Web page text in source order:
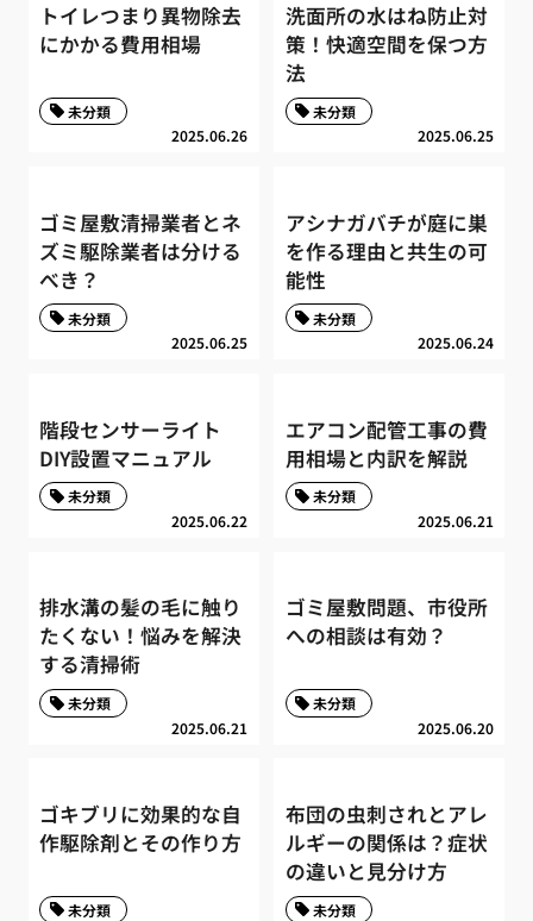
トイレつまり異物除去
にかかる費用相場
2025.06.26
未分類
洗面所の水はね防止対
策！快適空間を保つ方
法
2025.06.25
未分類
ゴミ屋敷清掃業者とネ
ズミ駆除業者は分ける
べき？
2025.06.25
未分類
アシナガバチが庭に巣
を作る理由と共生の可
能性
2025.06.24
未分類
階段センサーライト
DIY設置マニュアル
2025.06.22
未分類
エアコン配管工事の費
用相場と内訳を解説
2025.06.21
未分類
排水溝の髪の毛に触り
たくない！悩みを解決
する清掃術
2025.06.21
未分類
ゴミ屋敷問題、市役所
への相談は有効？
2025.06.20
未分類
ゴキブリに効果的な自
作駆除剤とその作り方
未分類
布団の虫刺されとアレ
ルギーの関係は？症状
の違いと見分け方
未分類